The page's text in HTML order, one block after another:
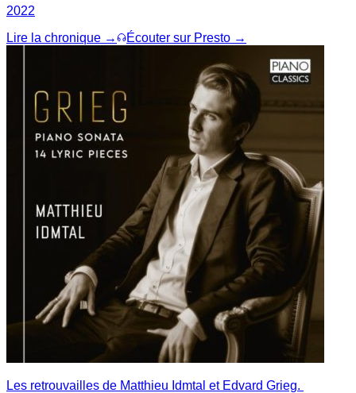
2022
Lire la chronique →
Écouter sur Presto →
Les retrouvailles de Matthieu Idmtal et Edvard Grieg.